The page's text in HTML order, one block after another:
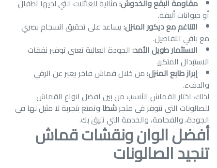
مقاومة البقع والخدوش:مثالية للعائلات التي لديها أطفال
أو حيوانات أليفة.
التناغم مع ديكور المنزل:يساعد على تحقيق انسجام بصري
مع باقي التفاصيل.
الاستثمار طويل الأمد: الجودة العالية تعني توفير نفقات
الاستبدال المتكرر.
إبراز طابع المنزل:من خلال قماش فاخر يعبر عن الرقي
والدفء.
لذلك، اختار القماش الأنسب من بين افضل انواع القماش
للصالونات التي تتوفر في متجرشطا وتمتع بتجربة لا مثيل لها في
الجودة، والفخامة، والخدمة التي تليق بك.
أفضل الوان ونقشات قماش
تنجيد الصالونات